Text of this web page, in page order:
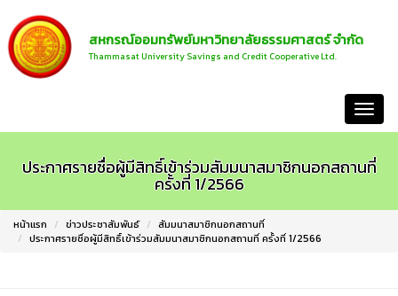
สหกรณ์ออมทรัพย์มหาวิทยาลัยธรรมศาสตร์ จำกัด
Thammasat University Savings and Credit Cooperative Ltd.
ประกาศรายชื่อผู้มีสิทธิ์เข้าร่วมสัมมนาสมาชิกนอกสถานที่
ครั้งที่ 1/2566
หน้าแรก ข่าวประชาสัมพันธ์
สัมมนาสมาชิกนอกสถานที่
ประกาศรายชื่อผู้มีสิทธิ์เข้าร่วมสัมมนาสมาชิกนอกสถานที่ ครั้งที่ 1/2566